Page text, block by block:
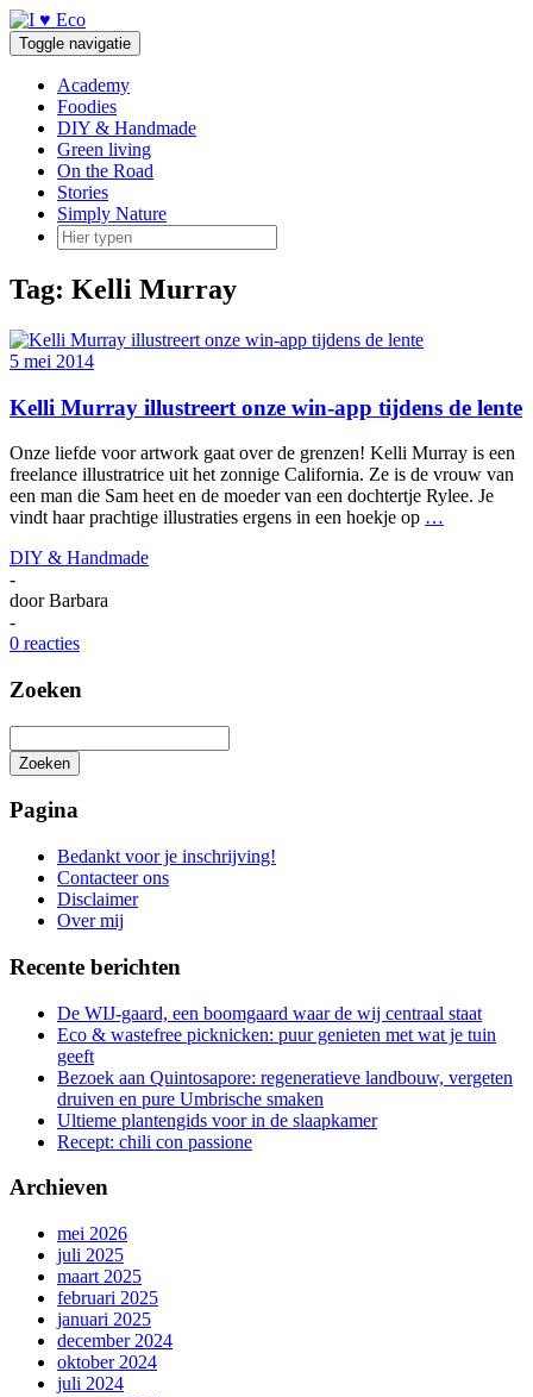
Doorgaan
naar
inhoud
Toggle navigatie
Academy
Foodies
DIY & Handmade
Green living
On the Road
Stories
Simply Nature
Tag: Kelli Murray
5 mei 2014
Kelli Murray illustreert onze win-app tijdens de lente
Onze liefde voor artwork gaat over de grenzen! Kelli Murray is een
freelance illustratrice uit het zonnige California. Ze is de vrouw van
een man die Sam heet en de moeder van een dochtertje Rylee. Je
vindt haar prachtige illustraties ergens in een hoekje op …
DIY & Handmade
-
doorBarbara
-
0 reacties
Zoeken
Zoeken
zoeken
Pagina
Bedankt voor je inschrijving!
Contacteer ons
Disclaimer
Over mij
Recente berichten
De WIJ-gaard, een boomgaard waar de wij centraal staat
Eco & wastefree picknicken: puur genieten met wat je tuin
geeft
Bezoek aan Quintosapore: regeneratieve landbouw, vergeten
druiven en pure Umbrische smaken
Ultieme plantengids voor in de slaapkamer
Recept: chili con passione
Archieven
mei 2026
juli 2025
maart 2025
februari 2025
januari 2025
december 2024
oktober 2024
juli 2024